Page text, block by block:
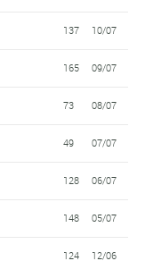
137 10/07
165 09/07
73 08/07
49 07/07
128 06/07
148 05/07
124 12/06